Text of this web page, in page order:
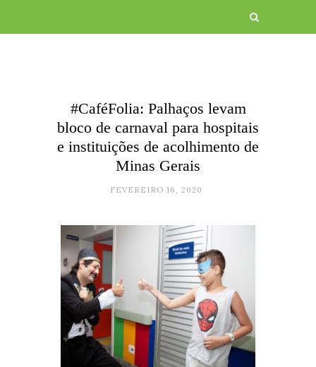
#CaféFolia: Palhaços levam
bloco de carnaval para hospitais
e instituições de acolhimento de
Minas Gerais
FEVEREIRO 16, 2020